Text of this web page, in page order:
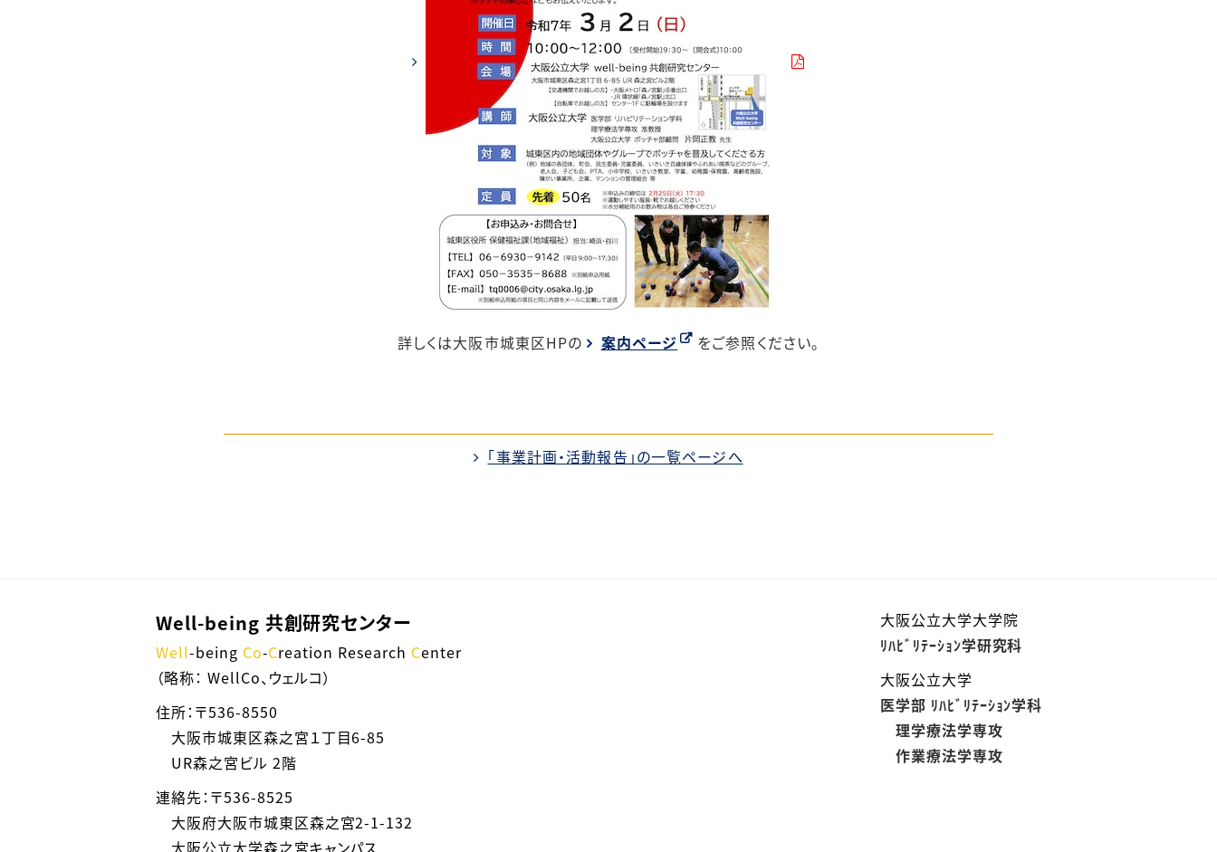
詳しくは大阪市城東区HPの 案内ページ をご参照ください。
「事業計画・活動報告」の一覧ページへ
Well-being 共創研究センター
Well-being Co-Creation Research Center
（略称： WellCo、ウェルコ）
住所：〒536-8550
大阪市城東区森之宮１丁目6-85
UR森之宮ビル 2階
連絡先：〒536-8525
大阪府大阪市城東区森之宮2-1-132
大阪公立大学大学院
ﾘﾊﾋﾞﾘﾃｰｼｮﾝ学研究科
大阪公立大学
医学部 ﾘﾊﾋﾞﾘﾃｰｼｮﾝ学科
理学療法学専攻
作業療法学専攻